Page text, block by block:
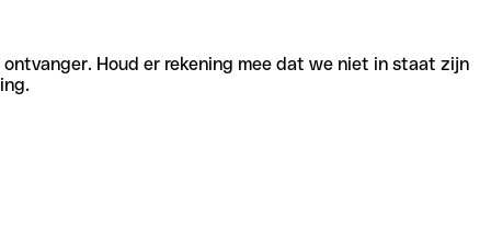
Houd er rekening mee dat we niet in staat zijn